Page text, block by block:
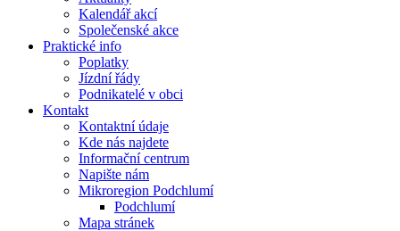
Kalendář akcí
Společenské akce
Praktické info
Poplatky
Jízdní řády
Podnikatelé v obci
Kontakt
Kontaktní údaje
Kde nás najdete
Informační centrum
Napište nám
Mikroregion Podchlumí
Podchlumí
Mapa stránek